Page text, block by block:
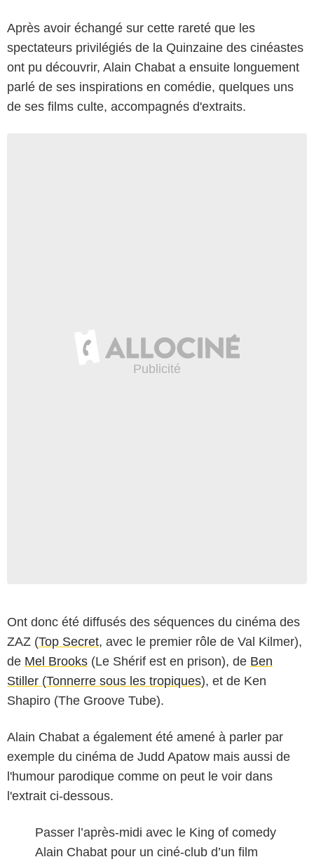
Après avoir échangé sur cette rareté que les
spectateurs privilégiés de la Quinzaine des cinéastes
ont pu découvrir, Alain Chabat a ensuite longuement
parlé de ses inspirations en comédie, quelques uns
de ses films culte, accompagnés d'extraits.
Ont donc été diffusés des séquences du cinéma des
ZAZ (Top Secret, avec le premier rôle de Val Kilmer),
de Mel Brooks (Le Shérif est en prison), de Ben
Stiller (Tonnerre sous les tropiques), et de Ken
Shapiro (The Groove Tube).
Alain Chabat a également été amené à parler par
exemple du cinéma de Judd Apatow mais aussi de
l'humour parodique comme on peut le voir dans
l'extrait ci-dessous.
Passer l’après-midi avec le King of comedy
Alain Chabat pour un ciné-club d’un film